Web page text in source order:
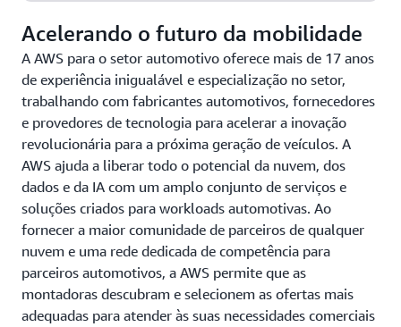
Acelerando o futuro da mobilidade
A AWS para o setor automotivo oferece mais de 17 anos
de experiência inigualável e especialização no setor,
trabalhando com fabricantes automotivos, fornecedores
e provedores de tecnologia para acelerar a inovação
revolucionária para a próxima geração de veículos. A
AWS ajuda a liberar todo o potencial da nuvem, dos
dados e da IA com um amplo conjunto de serviços e
soluções criados para workloads automotivas. Ao
fornecer a maior comunidade de parceiros de qualquer
nuvem e uma rede dedicada de competência para
parceiros automotivos, a AWS permite que as
montadoras descubram e selecionem as ofertas mais
adequadas para atender às suas necessidades comerciais